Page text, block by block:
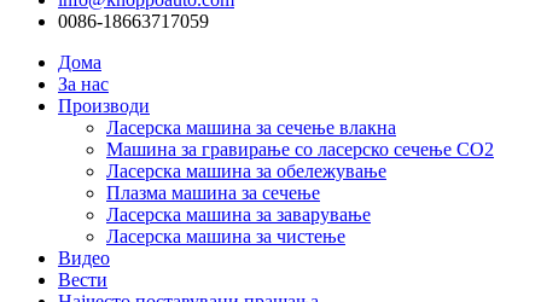
0086-18663717059
Дома
За нас
Производи
Ласерска машина за сечење влакна
Машина за гравирање со ласерско сечење CO2
Ласерска машина за обележување
Плазма машина за сечење
Ласерска машина за заварување
Ласерска машина за чистење
Видео
Вести